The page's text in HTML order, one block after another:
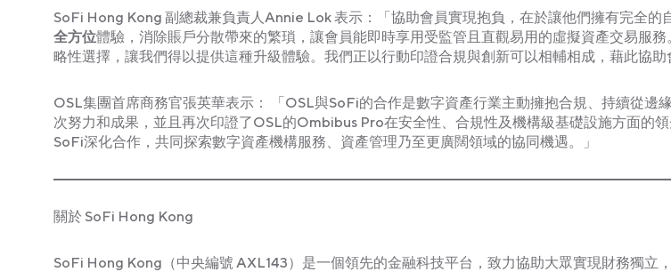
SoFi Hong Kong 副總裁兼負責人Annie Lok 表示：「協助會員實現抱負，在於讓他們擁有完全的
全方位體驗，消除賬戶分散帶來的繁瑣，讓會員能即時享用受監管且直觀易用的虛擬資產交易服
略性選擇，讓我們得以提供這種升級體驗。我們正以行動印證合規與創新可以相輔相成，藉此協助
OSL集團首席商務官張英華表示： 「OSL與SoFi的合作是數字資產行業主動擁抱合規、持續從邊
次努力和成果，並且再次印證了OSL的Ombibus Pro在安全性、合規性及機構級基礎設施方面的
SoFi深化合作，共同探索數字資產機構服務、資產管理乃至更廣闊領域的協同機遇。」
關於 SoFi Hong Kong
SoFi Hong Kong（中央編號 AXL143）是一個領先的金融科技平台，致力協助大眾實現財務獨立